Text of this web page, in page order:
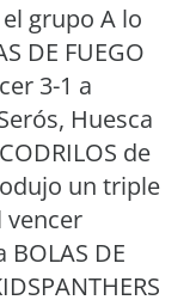
grupo A lo
DE FUEGO
3-1 a
Huesca
de
un triple
vencer
BOLAS DE